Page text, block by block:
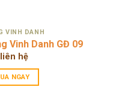
VINH DANH
Vinh Danh GĐ 09
hệ
NGAY